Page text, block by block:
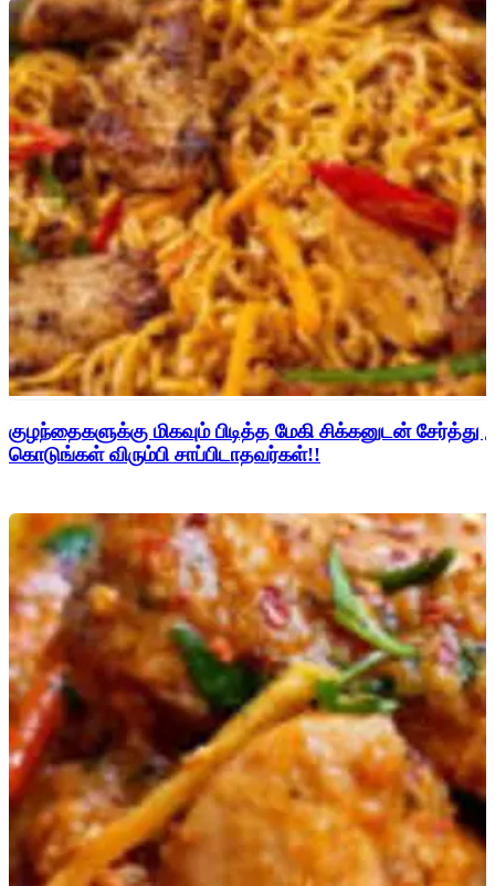
குழந்தைகளுக்கு மிகவும் பிடித்த மேகி சிக்கனுடன் சேர்த்து
கொடுங்கள் விரும்பி சாப்பிடாதவர்கள்!!